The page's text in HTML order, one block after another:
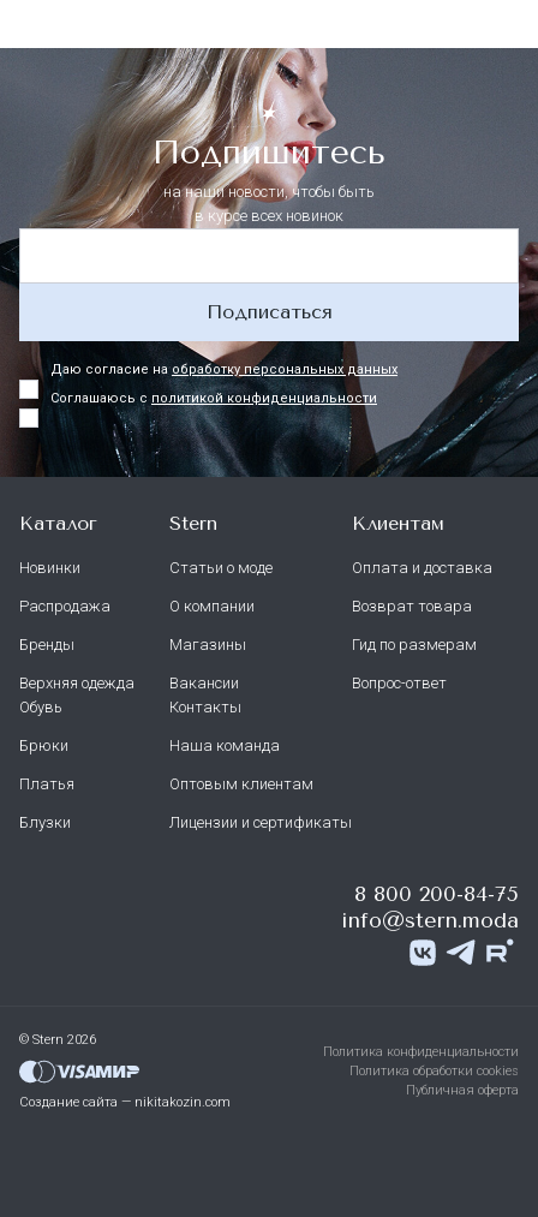
Подпишитесь
на наши новости, чтобы быть
в курсе всех новинок
Подписаться
Даю согласие наобработку персональных данных
Соглашаюсь с политикой конфиденциальности
Каталог
Новинки
Распродажа
Бренды
Верхняя одежда
Обувь
Брюки
Платья
Блузки
Stern
Статьи о моде
О компании
Магазины
Вакансии
Контакты
Наша команда
Оптовым клиентам
Лицензии и сертификаты
Клиентам
Оплата и доставка
Возврат товара
Гид по размерам
Вопрос-ответ
8 800 200-84-75
info@stern.moda
© Stern 2026
Создание сайта — nikitakozin.com
Политика конфиденциальности
Политика обработки cookies
Публичная оферта